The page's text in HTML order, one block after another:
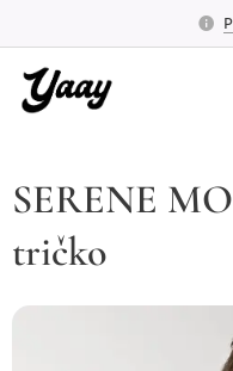
SERENE
tričko